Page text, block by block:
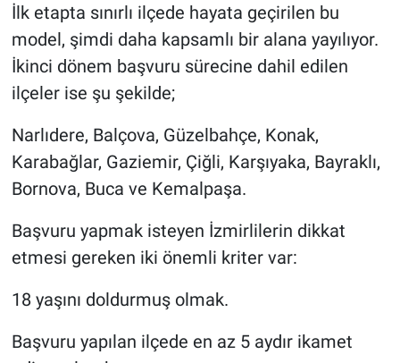
İlk etapta sınırlı ilçede hayata geçirilen bu
model, şimdi daha kapsamlı bir alana yayılıyor.
İkinci dönem başvuru sürecine dahil edilen
ilçeler ise şu şekilde;
Narlıdere, Balçova, Güzelbahçe, Konak,
Karabağlar, Gaziemir, Çiğli, Karşıyaka, Bayraklı,
Bornova, Buca ve Kemalpaşa.
Başvuru yapmak isteyen İzmirlilerin dikkat
etmesi gereken iki önemli kriter var:
18 yaşını doldurmuş olmak.
Başvuru yapılan ilçede en az 5 aydır ikamet